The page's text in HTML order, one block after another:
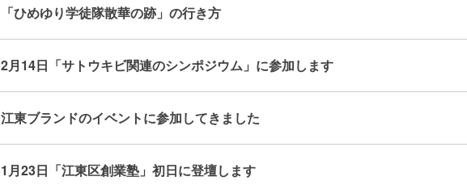
「ひめゆり学徒隊散華の跡」の行き方
2月14日「サトウキビ関連のシンポジウム」に参加します
江東ブランドのイベントに参加してきました
1月23日「江東区創業塾」初日に登壇します